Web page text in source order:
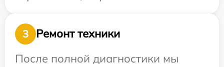
3
Ремонт техники
После полной диагностики мы